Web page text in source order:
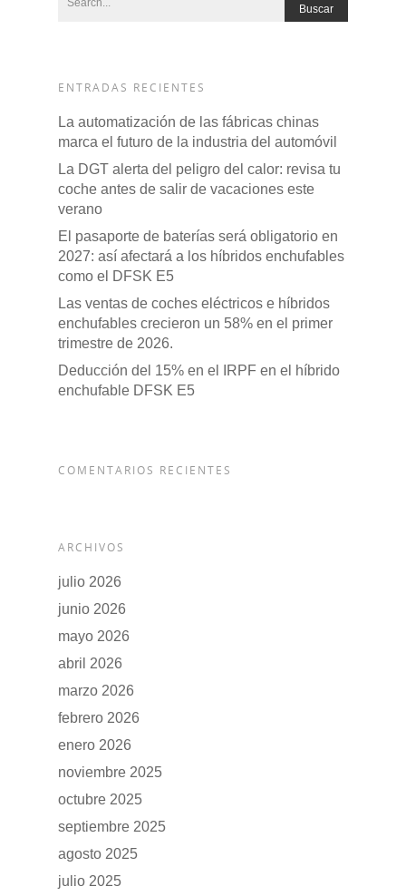
ENTRADAS RECIENTES
La automatización de las fábricas chinas
marca el futuro de la industria del automóvil
La DGT alerta del peligro del calor: revisa tu
coche antes de salir de vacaciones este
verano
El pasaporte de baterías será obligatorio en
2027: así afectará a los híbridos enchufables
como el DFSK E5
Las ventas de coches eléctricos e híbridos
enchufables crecieron un 58% en el primer
trimestre de 2026.
Deducción del 15% en el IRPF en el híbrido
enchufable DFSK E5
COMENTARIOS RECIENTES
ARCHIVOS
julio 2026
junio 2026
mayo 2026
abril 2026
marzo 2026
febrero 2026
enero 2026
noviembre 2025
octubre 2025
septiembre 2025
agosto 2025
julio 2025